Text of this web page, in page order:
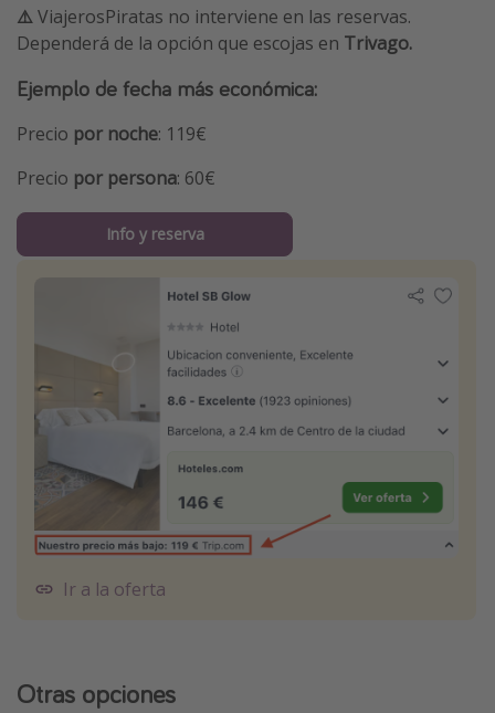
⚠️ViajerosPiratas no interviene en las reservas.
Dependerá de la opción que escojas en Trivago.
Ejemplo de fecha más económica:
Precio por noche: 119€
Precio por persona: 60€
Info y reserva
Ir a la oferta
Otras opciones